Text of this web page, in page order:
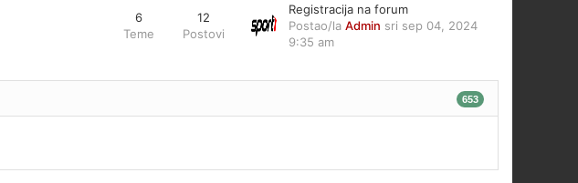
6
Teme
12
Postovi
Registracija na forum
Postao/la Admin sri sep 04, 2024
9:35 am
653